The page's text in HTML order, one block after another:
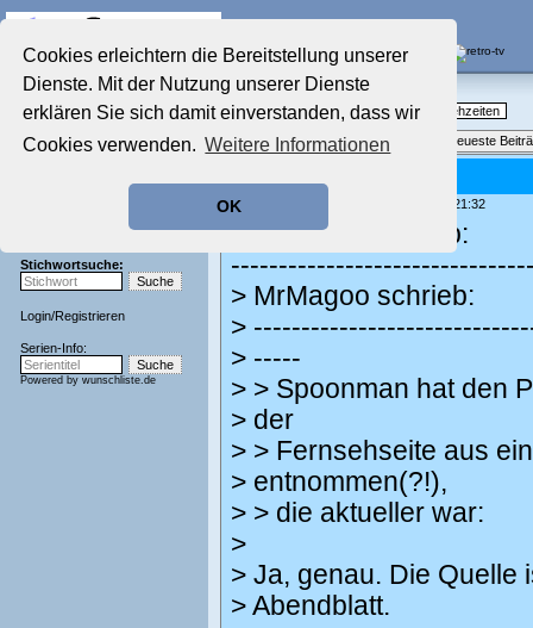
Cookies erleichtern die Bereitstellung unserer
Dienste. Mit der Nutzung unserer Dienste
erklären Sie sich damit einverstanden, dass wir
Cookies verwenden. Weitere Informationen
OK
Startseite
Aktuelles Forum
Film-Forum
Zeichentrick-Forum
Stichwortsuche:
Login/Registrieren
Serien-Info:
Powered by wunschliste.de
Nostalgieecke
TV-Erinnerungen an gute, alte Fernsehzeiten
Themenübersicht • Neues Thema Neueste
geschrieben von: , 25.06.26 21:32
Spoonman schrieb:
> MrMagoo schrieb:
>
> -----
> > Spoonman hat den
> der
> > Fernsehseite aus
> entnommen(?!),
> > die aktueller war:
>
> Ja, genau. Die Quelle
> Abendblatt.